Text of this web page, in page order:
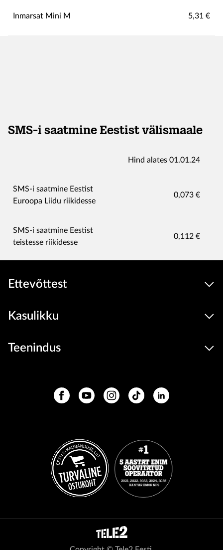
Inmarsat Mini M 5,31 €
SMS-i saatmine Eestist välismaale
Hind alates 01.01.24
SMS-i saatmine Eestist
Euroopa Liidu riikidesse
0,073 €
SMS-i saatmine Eestist
teistesse riikidesse
0,112 €
Ettevõttest
Kasulikku
Teenindus